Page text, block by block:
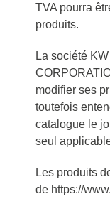
TVA pourra
produits.
La société
modifier ses
toutefois
catalogue le
seul
Les produits
de https://